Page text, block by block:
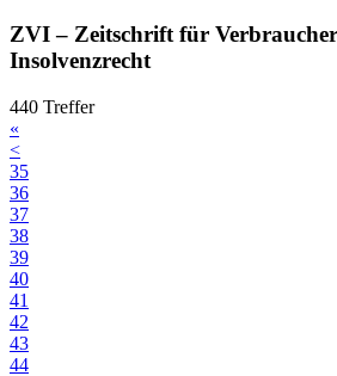
ZVI – Zeitschrift für
Insolvenzrecht
440 Treffer
«
<
35
36
37
38
39
40
41
42
43
44